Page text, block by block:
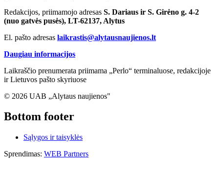
Redakcijos, priimamojo adresas S. Dariaus ir S. Girėno g. 4-2
(nuo gatvės pusės), LT-62137, Alytus
El. pašto adresas laikrastis@alytausnaujienos.lt
Daugiau informacijos
Laikraščio prenumerata priimama „Perlo“ terminaluose, redakcijoje
ir Lietuvos pašto skyriuose
© 2026 UAB „Alytaus naujienos"
Bottom footer
Sąlygos ir taisyklės
Sprendimas: WEB Partners